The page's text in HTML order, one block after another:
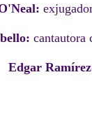
cantautora
Edgar